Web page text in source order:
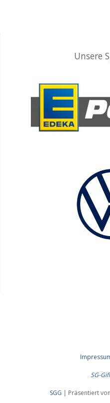
Unsere
SG-
SGG | Präsentiert von